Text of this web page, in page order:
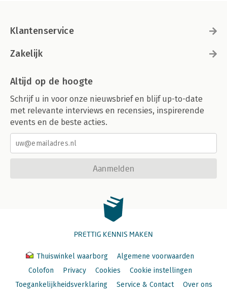
Klantenservice
Zakelijk
Altijd op de hoogte
Schrijf u in voor onze nieuwsbrief en blijf up-to-date
met relevante interviews en recensies, inspirerende
events en de beste acties.
Aanmelden
PRETTIG KENNIS MAKEN
Thuiswinkel waarborg
Algemene voorwaarden
Colofon
Privacy Cookies
Cookie instellingen
Toegankelijkheidsverklaring
Service & Contact Over ons